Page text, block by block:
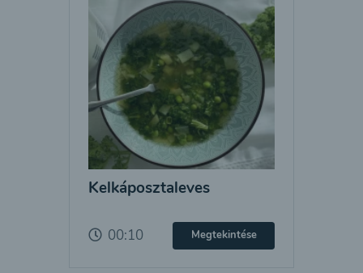
Kelkáposztaleves
00:10 Megtekintése